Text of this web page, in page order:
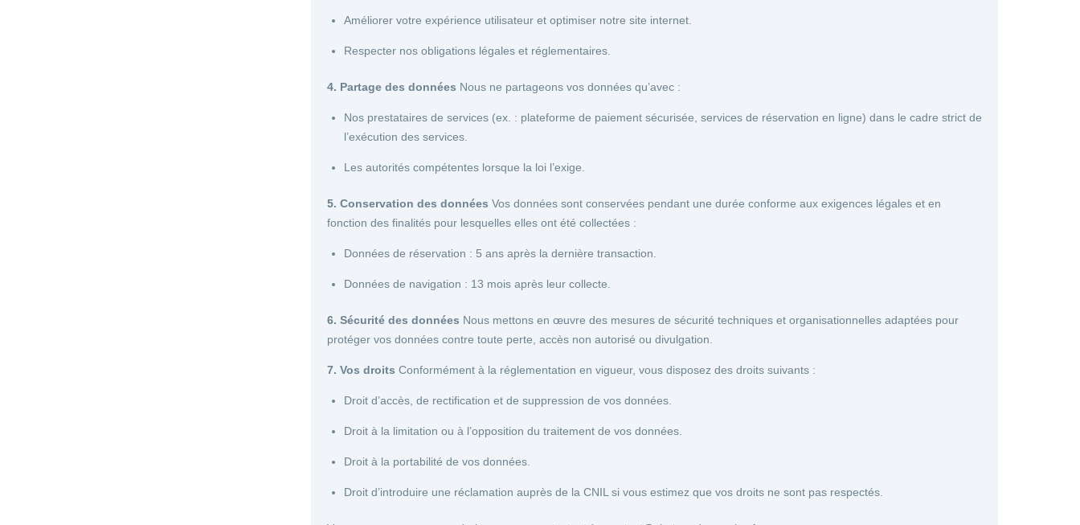
Améliorer votre expérience utilisateur et optimiser notre site internet.
Respecter nos obligations légales et réglementaires.
4. Partage des données Nous ne partageons vos données qu’avec :
Nos prestataires de services (ex. : plateforme de paiement sécurisée, services de réservation en ligne) dans le cadre strict de
l’exécution des services.
Les autorités compétentes lorsque la loi l’exige.
5. Conservation des données Vos données sont conservées pendant une durée conforme aux exigences légales et en
fonction des finalités pour lesquelles elles ont été collectées :
Données de réservation : 5 ans après la dernière transaction.
Données de navigation : 13 mois après leur collecte.
6. Sécurité des données Nous mettons en œuvre des mesures de sécurité techniques et organisationnelles adaptées pour
protéger vos données contre toute perte, accès non autorisé ou divulgation.
7. Vos droits Conformément à la réglementation en vigueur, vous disposez des droits suivants :
Droit d’accès, de rectification et de suppression de vos données.
Droit à la limitation ou à l’opposition du traitement de vos données.
Droit à la portabilité de vos données.
Droit d’introduire une réclamation auprès de la CNIL si vous estimez que vos droits ne sont pas respectés.